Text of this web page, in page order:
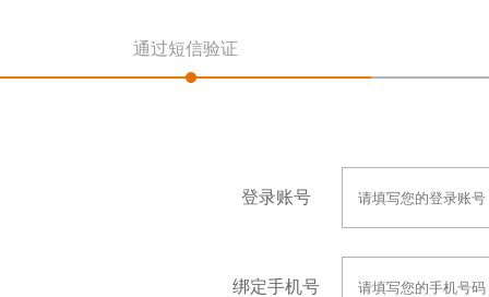
通过短信验证
登录账号
绑定手机号